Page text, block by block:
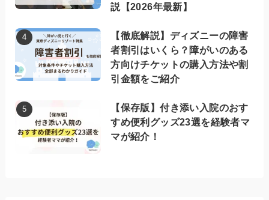
説【2026年最新】
【徹底解説】ディズニーの障害
者割引はいくら？障がいのある
方向けチケットの購入方法や割
引金額をご紹介
【保存版】付き添い入院のおす
すめ便利グッズ23選を経験者マ
マが紹介！